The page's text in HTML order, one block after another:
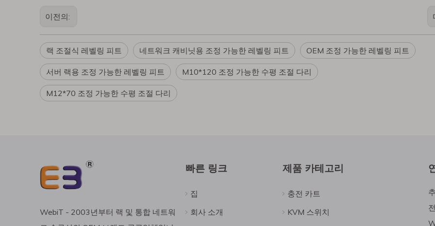
이전의:
랙 조절식 레벨링 피트 네트워크 캐비닛용 조정 가능한 레벨링 피트 OEM 조정 가능한 레벨링 피트
서버 랙용 조정 가능한 레벨링 피트 M10*120 조정 가능한 수평 조절 다리
M12*70 조정 가능한 수평 조절 다리
WebiT - 2003년부터 랙 및 통합 네트워
빠른 링크
집
회사 소개
제품 카테고리
충전 카트
KVM 스위치